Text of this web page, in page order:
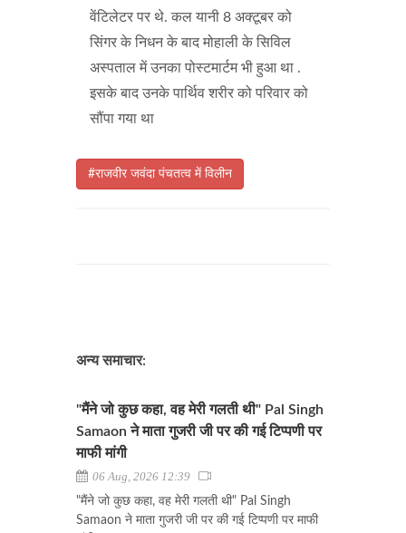
वेंटिलेटर पर थे. कल यानी 8 अक्टूबर को
सिंगर के निधन के बाद मोहाली के सिविल
अस्पताल में उनका पोस्टमार्टम भी हुआ था .
इसके बाद उनके पार्थिव शरीर को परिवार को
सौंपा गया था
#राजवीर जवंदा पंचतत्व में विलीन
अन्य समाचार:
"मैंने जो कुछ कहा, वह मेरी गलती थी" Pal Singh
Samaon ने माता गुजरी जी पर की गई टिप्पणी पर
माफी मांगी
06 Aug, 2026 12:39
"मैंने जो कुछ कहा, वह मेरी गलती थी" Pal Singh
Samaon ने माता गुजरी जी पर की गई टिप्पणी पर माफी